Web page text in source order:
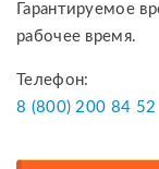
Гарантируемое
рабочее время.
Телефон:
8 (800) 200 84 52